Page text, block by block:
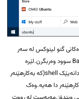
گنو لینوکس لە سەر
هێڵی فەرمانتان بێت زۆر بە ئاسانی دەتوانن لە Bash shell سوود وەربگرن.لێرە
پێویستی بە ئاستی بەکارهێنەری sudo نییە بۆ ئەوە کە دانەیێک shell(کە بەکارهێنەر
دا هەیە.وەک